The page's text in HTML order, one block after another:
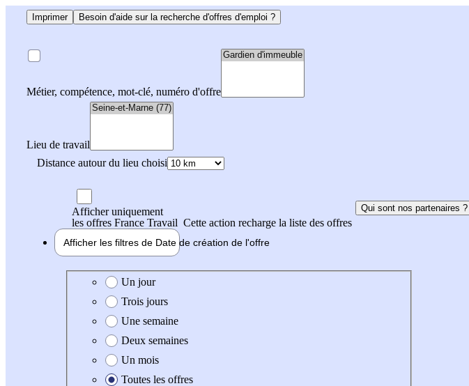
Imprimer Besoin d'aide sur la recherche d'offres d'emploi ?
Métier, compétence, mot-clé, numéro d'offre
Lieu de travail
Distance autour du lieu choisi
Afficher uniquement
les offres France Travail Cette action recharge la liste des offres
Qui sont nos partenaires ?
Afficher les filtres de Date de création de l'offre
Date de création de l'offre
Un jour
Trois jours
Une semaine
Deux semaines
Un mois
Toutes les offres